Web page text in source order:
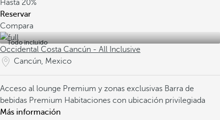
Hasta 20%
Reservar
Compara
Todo incluido
Occidental Costa Cancún - All Inclusive
Cancún, Mexico
Acceso al lounge Premium y zonas exclusivas Barra de
bebidas Premium Habitaciones con ubicación privilegiada
Más información